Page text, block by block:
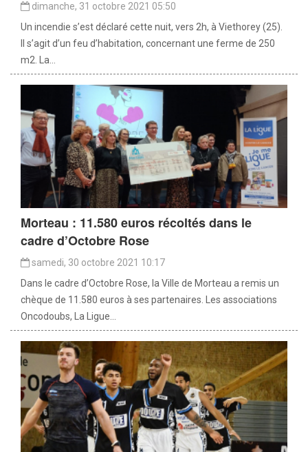
dimanche, 31 octobre 2021 05:50
Un incendie s’est déclaré cette nuit, vers 2h, à Viethorey (25).
Il s’agit d’un feu d’habitation, concernant une ferme de 250
m2. La...
Morteau : 11.580 euros récoltés dans le
cadre d’Octobre Rose
samedi, 30 octobre 2021 10:17
Dans le cadre d’Octobre Rose, la Ville de Morteau a remis un
chèque de 11.580 euros à ses partenaires. Les associations
Oncodoubs, La Ligue...